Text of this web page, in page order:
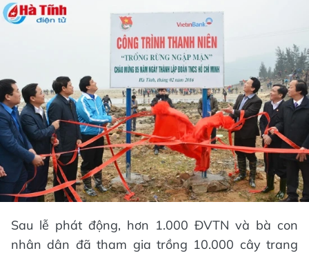
Sau lễ phát động, hơn 1.000 ĐVTN và bà con
nhân dân đã tham gia trồng 10.000 cây trang